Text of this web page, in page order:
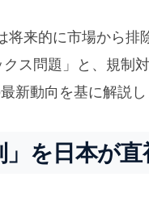
将来的に市場から
ス問題」と、規制
新動向を基に解説し
を日本が